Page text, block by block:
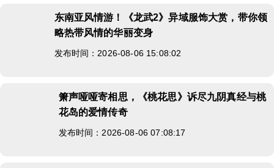
东南亚风情游！《龙武2》异域服饰大赏，带你领
略热带风情的华丽变身
发布时间：2026-08-06 15:08:02
箫声哑哑寄相思，《桃花思》诉尽九阴真经与桃
花岛的爱情传奇
发布时间：2026-08-06 07:08:17